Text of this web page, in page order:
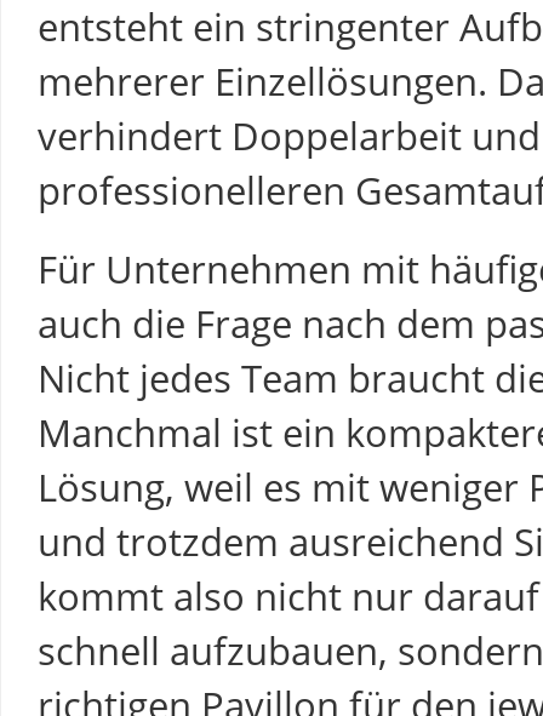
entsteht ein stringenter
mehrerer Einzellösungen.
verhindert Doppelarbeit
professionelleren
Für Unternehmen mit
auch die Frage nach dem
Nicht jedes Team braucht
Manchmal ist ein
Lösung, weil es mit weniger
und trotzdem ausreichend
kommt also nicht nur
schnell aufzubauen,
richtigen Pavillon für den